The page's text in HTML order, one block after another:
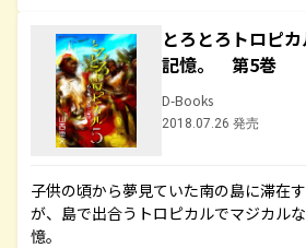
とろとろトロピ
記憶。 第5巻
D-Books
2018.07.26 発売
子供の頃から夢見ていた南の島に滞在
が、島で出合うトロピカルでマジカル
憶。